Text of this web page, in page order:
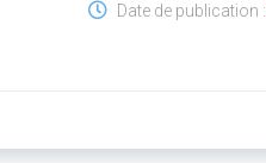
Date de publication :